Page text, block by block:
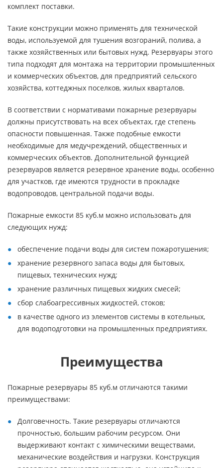
комплект поставки.
Такие конструкции можно применять для технической
воды, используемой для тушения возгораний, полива, а
также хозяйственных или бытовых нужд. Резервуары этого
типа подходят для монтажа на территории промышленных
и коммерческих объектов, для предприятий сельского
хозяйства, коттеджных поселков, жилых кварталов.
В соответствии с нормативами пожарные резервуары
должны присутствовать на всех объектах, где степень
опасности повышенная. Также подобные емкости
необходимые для медучреждений, общественных и
коммерческих объектов. Дополнительной функцией
резервуаров является резервное хранение воды, особенно
для участков, где имеются трудности в прокладке
водопроводов, центральной подачи воды.
Пожарные емкости 85 куб.м можно использовать для
следующих нужд:
обеспечение подачи воды для систем пожаротушения;
хранение резервного запаса воды для бытовых,
пищевых, технических нужд;
хранение различных пищевых жидких смесей;
сбор слабоагрессивных жидкостей, стоков;
в качестве одного из элементов системы в котельных,
для водоподготовки на промышленных предприятиях.
Преимущества
Пожарные резервуары 85 куб.м отличаются такими
преимуществами:
Долговечность. Такие резервуары отличаются
прочностью, большим рабочим ресурсом. Они
выдерживают контакт с химическими веществами,
механические воздействия и нагрузки. Конструкция